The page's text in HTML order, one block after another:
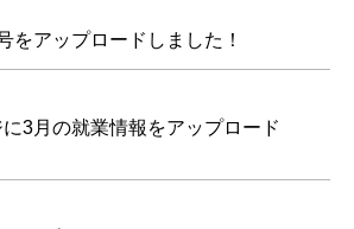
をアップロードしました！
3月の就業情報をアップロード